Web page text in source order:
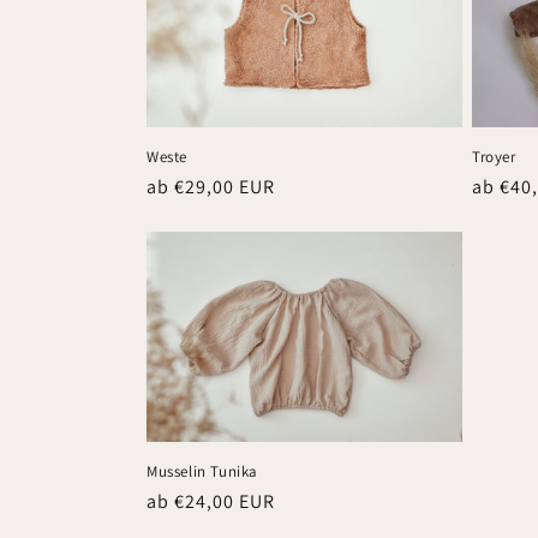
o
r
i
e
:
Weste
Normaler
ab €29,00 EUR
Troyer
ab
Musselin Tunika
Normaler
ab €24,00 EUR